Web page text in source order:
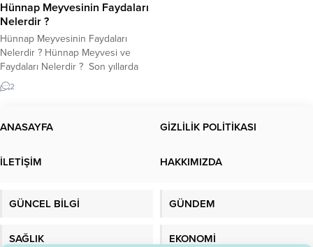
Hünnap Meyvesinin Faydaları
Nelerdir ?
Hünnap Meyvesinin Faydaları
Nelerdir ? Hünnap Meyvesi ve
Faydaları Nelerdir ? Son yıllarda
tüketimi artan ve tezgahlarda daha
sık rastlanan hünnap meyvesi ve
tıklayın! Hünnap nedir? Bu meyve
sürecine paralel olarak yeşil rengi
2
ANASAYFA GİZLİLİK POLİTİKASI
İLETİŞİM HAKKIMIZDA
GÜNCEL BİLGİ GÜNDEM
SAĞLIK EKONOMİ